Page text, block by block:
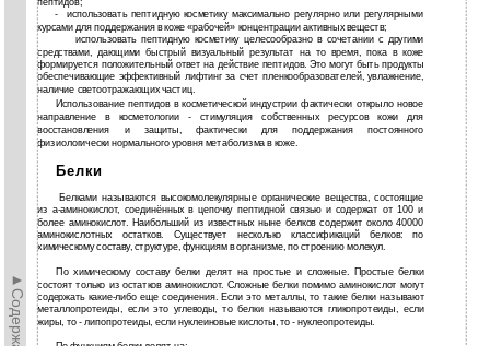
пептидов;
-
использовать пептидную косметику максимально регулярно или регулярными
курсами для поддержания в коже «рабочей» концентрации активных веществ;
использовать пептидную косметику целесообразно в сочетании с другими
средствами, дающими быстрый визуальный результат на то время, пока в коже
формируется положительный ответ на действие пептидов. Это могут быть продукты
обеспечивающие эффективный лифтинг за счет пленкообразователей, увлажнение,
наличие светоотражающих частиц.
Использование пептидов в косметической индустрии фактически открыло новое
направление в косметологии - стимуляция собственных ресурсов кожи для
восстановления и защиты, фактически для поддержания постоянного
физиологически нормального уровня метаболизма в коже.
Белки
Белками называются высокомолекулярные органические вещества, состоящие
из а-аминокислот, соединённых в цепочку пептидной связью и содержат от 100 и
более аминокислот. Наибольший из известных ныне белков содержит около 40000
аминокислотных остатков. Существует несколько классификаций белков: по
химическому составу, структуре, функциям в организме, по строению молекул.
По химическому составу белки делят на простые и сложные. Простые белки
состоят только из остатков аминокислот. Сложные белки помимо аминокислот могут
содержать какие-либо еще соединения. Если это металлы, то такие белки называют
металлопротеиды, если это углеводы, то белки называются гликопротеиды, если
жиры, то - липопротеиды, если нуклеиновые кислоты, то - нуклеопротеиды.